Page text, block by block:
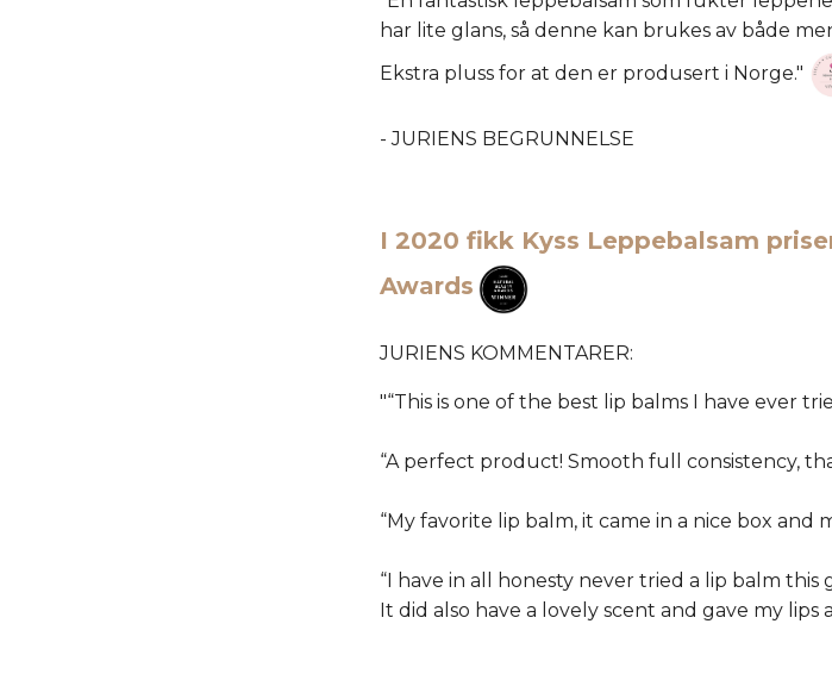
har lite glans, så denne kan brukes av både
Ekstra pluss for at den er produsert i Norge."
- JURIENS BEGRUNNELSE
I 2020 fikk Kyss Leppebalsam
Awards
JURIENS KOMMENTARER:
"“This is one of the best lip balms I have ever
“A perfect product! Smooth full consistency,
“My favorite lip balm, it came in a nice box and
“I have in all honesty never tried a lip balm
It did also have a lovely scent and gave my